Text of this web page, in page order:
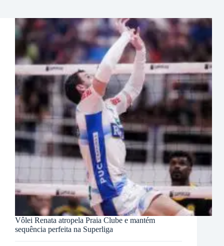
Vôlei Renata atropela Praia Clube e mantém
sequência perfeita na Superliga